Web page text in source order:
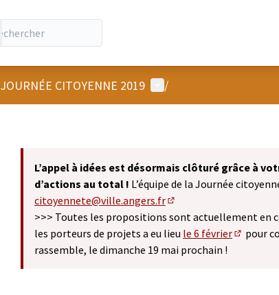
JOURNÉE CITOYENNE 2019 Menu utilisateur
/
L’appel à idées est désormais clôturé grâce à
d’actions au total ! L’équipe de la Journée
citoyennete@ville.angers.fr
(S'ouvre dans un
>>> Toutes les propositions sont actuellement en
les porteurs de projets a eu lieu le 6 février
pour
rassemble, le dimanche 19 mai prochain !